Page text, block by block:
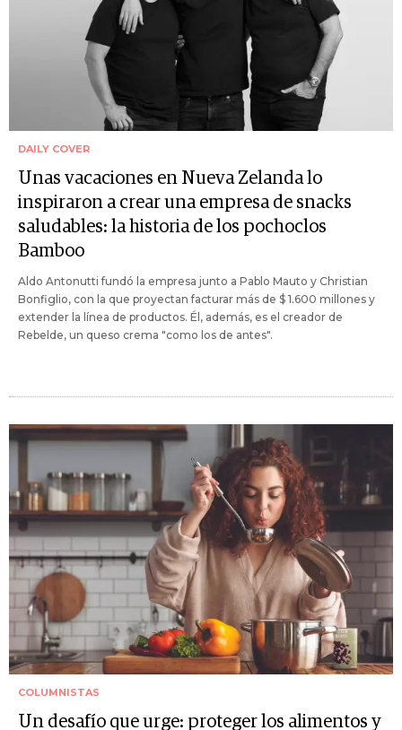
DAILY COVER
Unas vacaciones en Nueva Zelanda lo
inspiraron a crear una empresa de snacks
saludables: la historia de los pochoclos
Bamboo
Aldo Antonutti fundó la empresa junto a Pablo Mauto y Christian
Bonfiglio, con la que proyectan facturar más de $ 1.600 millones y
extender la línea de productos. Él, además, es el creador de
Rebelde, un queso crema "como los de antes".
COLUMNISTAS
Un desafío que urge: proteger los alimentos y